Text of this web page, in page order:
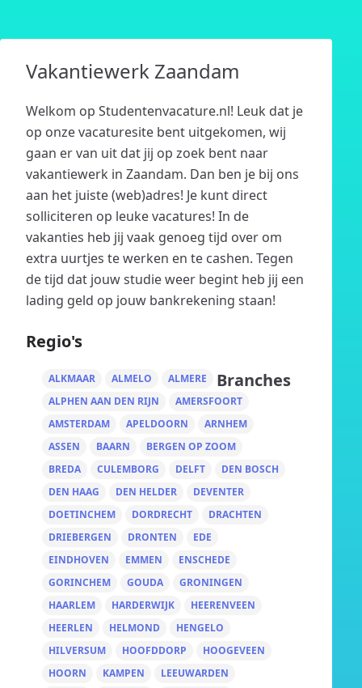
Vakantiewerk Zaandam
Welkom op Studentenvacature.nl! Leuk dat je
op onze vacaturesite bent uitgekomen, wij
gaan er van uit dat jij op zoek bent naar
vakantiewerk in Zaandam. Dan ben je bij ons
aan het juiste (web)adres! Je kunt direct
solliciteren op leuke vacatures! In de
vakanties heb jij vaak genoeg tijd over om
extra uurtjes te werken en te cashen. Tegen
de tijd dat jouw studie weer begint heb jij een
lading geld op jouw bankrekening staan!
Regio's
ALKMAAR ALMELO
ALMERE
ALPHEN AAN DEN RIJN
AMERSFOORT
AMSTERDAM
APELDOORN
ARNHEM
ASSEN
BAARN
BERGEN OP ZOOM
BREDA
CULEMBORG DELFT
DEN BOSCH
DEN HAAG
DEN HELDER
DEVENTER
DOETINCHEM
DORDRECHT
DRACHTEN
DRIEBERGEN
DRONTEN
EDE
EINDHOVEN
EMMEN
ENSCHEDE
GORINCHEM
GOUDA
GRONINGEN
HAARLEM
HARDERWIJK
HEERENVEEN
HEERLEN
HELMOND
HENGELO
HILVERSUM
HOOFDDORP
HOOGEVEEN
HOORN
KAMPEN
LEEUWARDEN
Branches